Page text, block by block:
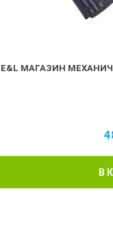
E&L МАГАЗИН
В